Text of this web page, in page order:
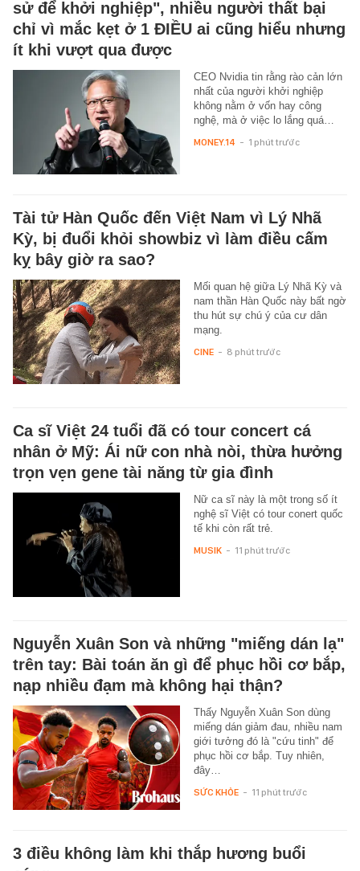
sử để khởi nghiệp", nhiều người thất bại
chỉ vì mắc kẹt ở 1 ĐIỀU ai cũng hiểu nhưng
ít khi vượt qua được
CEO Nvidia tin rằng rào cản lớn
nhất của người khởi nghiệp
không nằm ở vốn hay công
nghệ, mà ở việc lo lắng quá…
MONEY.14 - 1 phút trước
Tài tử Hàn Quốc đến Việt Nam vì Lý Nhã
Kỳ, bị đuổi khỏi showbiz vì làm điều cấm
kỵ bây giờ ra sao?
Mối quan hệ giữa Lý Nhã Kỳ và
nam thần Hàn Quốc này bất ngờ
thu hút sự chú ý của cư dân
mạng.
CINE - 8 phút trước
Ca sĩ Việt 24 tuổi đã có tour concert cá
nhân ở Mỹ: Ái nữ con nhà nòi, thừa hưởng
trọn vẹn gene tài năng từ gia đình
Nữ ca sĩ này là một trong số ít
nghệ sĩ Việt có tour conert quốc
tế khi còn rất trẻ.
MUSIK - 11 phút trước
Nguyễn Xuân Son và những "miếng dán lạ"
trên tay: Bài toán ăn gì để phục hồi cơ bắp,
nạp nhiều đạm mà không hại thận?
Thấy Nguyễn Xuân Son dùng
miếng dán giảm đau, nhiều nam
giới tưởng đó là "cứu tinh" để
phục hồi cơ bắp. Tuy nhiên,
đây…
SỨC KHỎE - 11 phút trước
3 điều không làm khi thắp hương buổi